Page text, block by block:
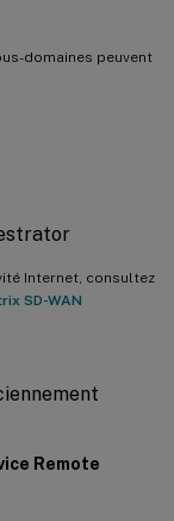
domaines peuvent
Internet, consultez
SD-WAN
Remote